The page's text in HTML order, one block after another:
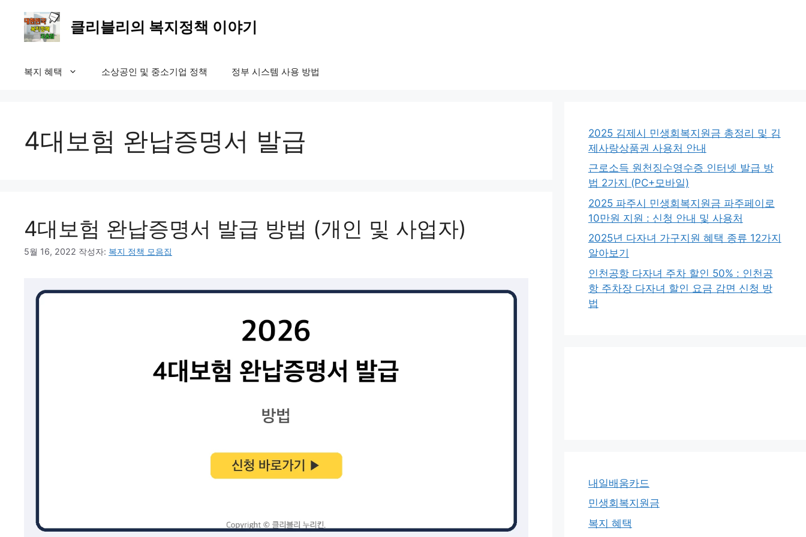
클리블리의 복지정책 이야기
복지 혜택 소상공인 및 중소기업 정책 정부 시스템 사용 방법
4대보험 완납증명서 발급
4대보험 완납증명서 발급 방법 (개인 및 사업자)
5월 16, 2022 작성자: 복지 정책 모음집
2025 김제시 민생회복지원금 총정리 및 김
제사랑상품권 사용처 안내
근로소득 원천징수영수증 인터넷 발급 방
법 2가지 (PC+모바일)
2025 파주시 민생회복지원금 파주페이로
10만원 지원 : 신청 안내 및 사용처
2025년 다자녀 가구지원 혜택 종류 12가지
알아보기
인천공항 다자녀 주차 할인 50% : 인천공
항 주차장 다자녀 할인 요금 감면 신청 방
법
내일배움카드
민생회복지원금
복지 혜택